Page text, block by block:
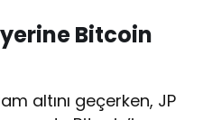
Bitcoin
altını geçerken, JP